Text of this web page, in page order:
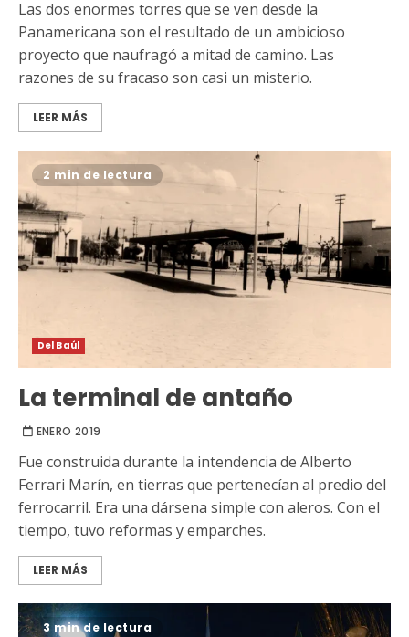
Las dos enormes torres que se ven desde la
Panamericana son el resultado de un ambicioso
proyecto que naufragó a mitad de camino. Las
razones de su fracaso son casi un misterio.
LEER MÁS
2 min de lectura
Del Baúl
La terminal de antaño
ENERO 2019
Fue construida durante la intendencia de Alberto
Ferrari Marín, en tierras que pertenecían al predio del
ferrocarril. Era una dársena simple con aleros. Con el
tiempo, tuvo reformas y emparches.
LEER MÁS
3 min de lectura